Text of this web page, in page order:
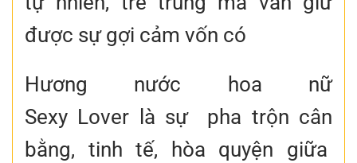
được sự gợi cảm vốn có
Hương nước hoa nữ
Sexy Lover là sự pha trộn cân
bằng, tinh tế, hòa quyện giữa